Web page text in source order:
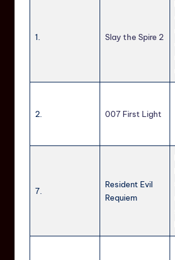
1. Slay the Spire 2
2. 007 First Light
7.
Resident Evil
Requiem